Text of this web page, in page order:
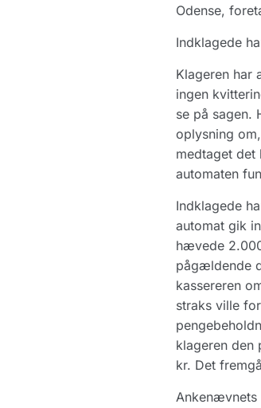
Odense,
Indklagede
Klageren har
ingen
se på sagen.
oplysning
medtaget
automaten
Indklagede
automat gik
hævede
pågældende
kassereren
straks ville
klageren den
kr. Det